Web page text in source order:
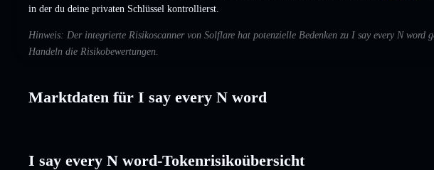
in der du deine privaten Schlüssel kontrollierst.
Hinweis: Der integrierte Risikoscanner von Solflare hat potenzielle Bedenken zu I say every N word
Handeln die Risikobewertungen.
Marktdaten für I say every N word
I say every N word-Tokenrisikoübersicht